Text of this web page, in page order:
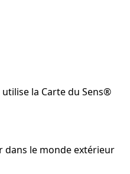
la Carte du Sens®
dans le monde extérieur